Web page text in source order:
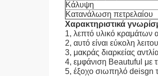
Κάλυψη
Κατανάλωση πετρελαίου
Χαρακτηριστικά
1, λεπτό υλικό κραμάτων
2, αυτό είναι εύκολη
3, μακράς διαρκείας
4, εμφάνιση Beautuful με
5, έξοχο σιωπηλό deisgn